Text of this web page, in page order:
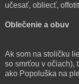
učesať, obliecť,
Oblečenie a obuv
Ak som na stoličku
so smrťou v očiach),
ako Popoluška na